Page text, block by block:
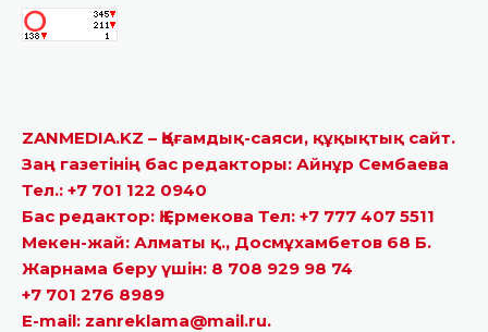
ZANMEDIA.KZ – Қоғамдық-саяси, құқықтық сайт.
Заң газетінің бас редакторы: Айнұр Сембаева
Тел.: +7 701 122 0940
Бас редактор: Қ.Ермекова Тел: +7 777 407 5511
Мекен-жай: Алматы қ., Досмұхамбетов 68 Б.
Жарнама беру үшін: 8 708 929 98 74
+7 701 276 8989
E-mail: zanreklama@mail.ru.